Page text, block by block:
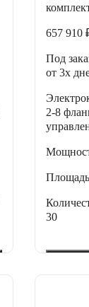
657 910
Под
от 3х
2-8
Площадь
30